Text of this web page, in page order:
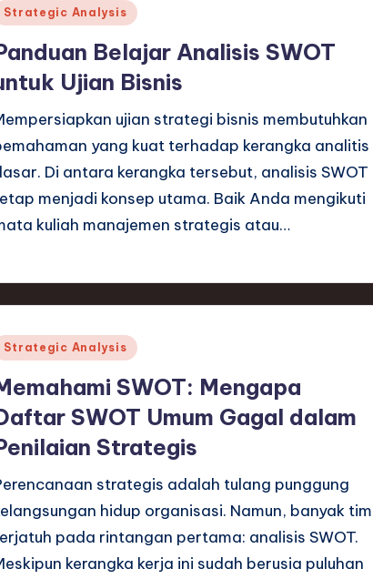
Strategic Analysis
Belajar Analisis SWOT
Ujian Bisnis
ujian strategi bisnis membutuhkan
yang kuat terhadap kerangka analitis
Di antara kerangka tersebut, analisis SWOT
menjadi konsep utama. Baik Anda mengikuti
kuliah manajemen strategis atau…
Strategic Analysis
SWOT: Mengapa
SWOT Umum Gagal dalam
Strategis
strategis adalah tulang punggung
hidup organisasi. Namun, banyak tim
pada rintangan pertama: analisis SWOT.
kerangka kerja ini sudah berusia puluhan